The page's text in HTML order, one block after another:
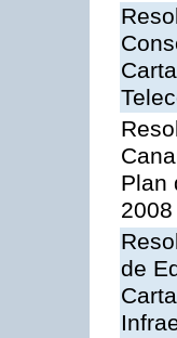
Plan
2008
de